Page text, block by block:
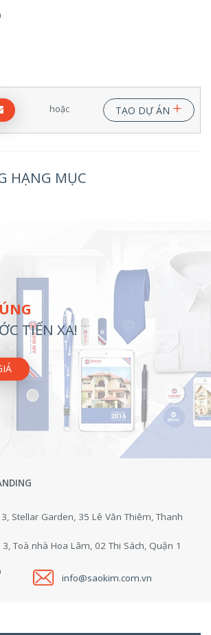
hoặc TẠO DỰ ÁN +
HẠNG MỤC
TIẾN XA!
Stellar Garden, 35 Lê Văn Thiêm, Thanh
3, Toà nhà Hoa Lâm, 02 Thi Sách, Quận 1
info@saokim.com.vn